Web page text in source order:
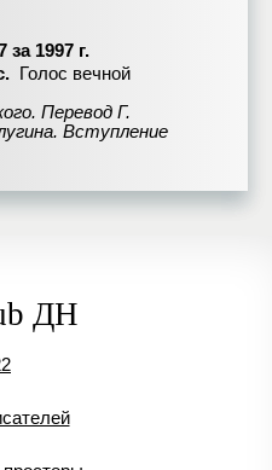
1997 г.
Голос вечной
Перевод Г.
Вступление
ДН